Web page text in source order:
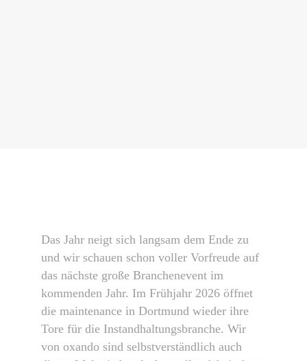
Das Jahr neigt sich langsam dem Ende zu
und wir schauen schon voller Vorfreude auf
das nächste große Branchenevent im
kommenden Jahr. Im Frühjahr 2026 öffnet
die maintenance in Dortmund wieder ihre
Tore für die Instandhaltungsbranche. Wir
von oxando sind selbstverständlich auch